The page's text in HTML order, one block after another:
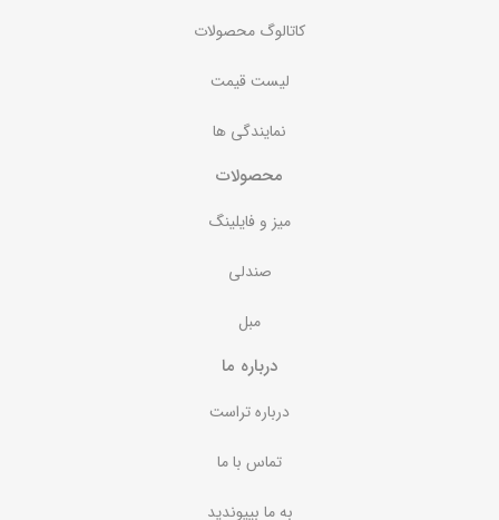
کاتالوگ محصولات
لیست قیمت
نمایندگی ها
محصولات
میز و فایلینگ
صندلی
مبل
درباره ما
درباره تراست
تماس با ما
به ما بپیوندید